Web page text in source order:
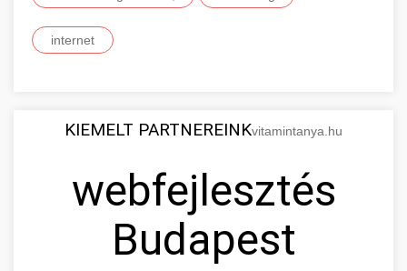
internet
KIEMELT PARTNEREINKvitamintanya.hu
webfejlesztés
Budapest